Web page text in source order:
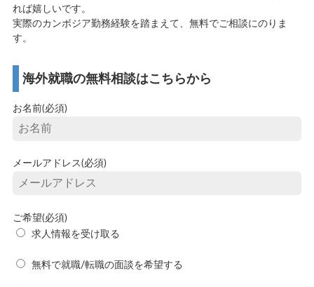
れば嬉しいです。
実際のカンボジア勤務経験を踏まえて、無料でご相談にのりま
す。
海外就職の無料相談はこちらから
お名前(必須)
メールアドレス(必須)
ご希望(必須)
求人情報を受け取る
無料で就職/転職の面談を希望する